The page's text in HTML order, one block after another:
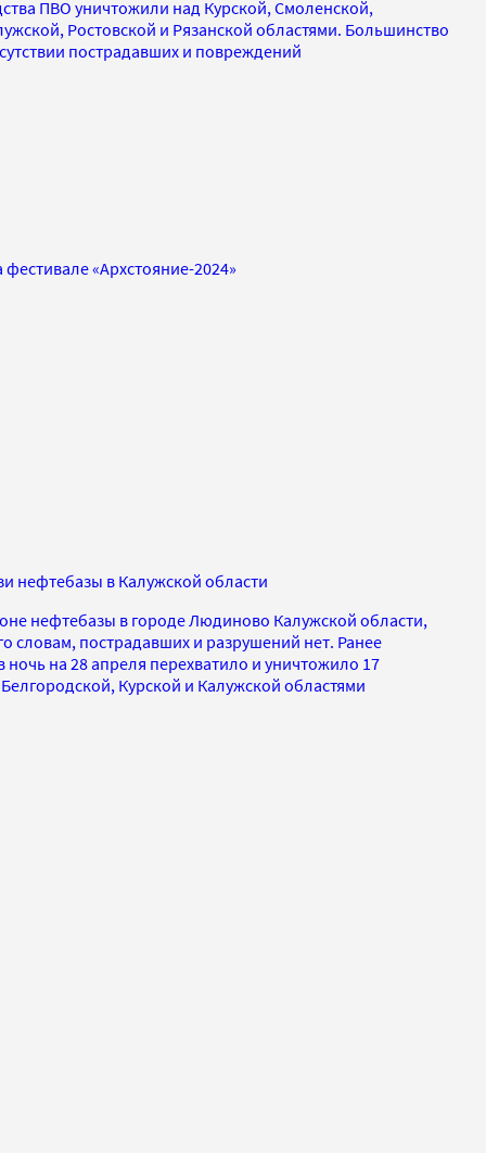
ПВО уничтожили над Курской, Смоленской,
Ростовской и Рязанской областями. Большинство
пострадавших и повреждений
«Архстояние-2024»
нефтебазы в Калужской области
нефтебазы в городе Людиново Калужской области,
словам, пострадавших и разрушений нет. Ранее
на 28 апреля перехватило и уничтожило 17
Курской и Калужской областями